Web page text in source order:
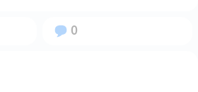
Вопросов:
0